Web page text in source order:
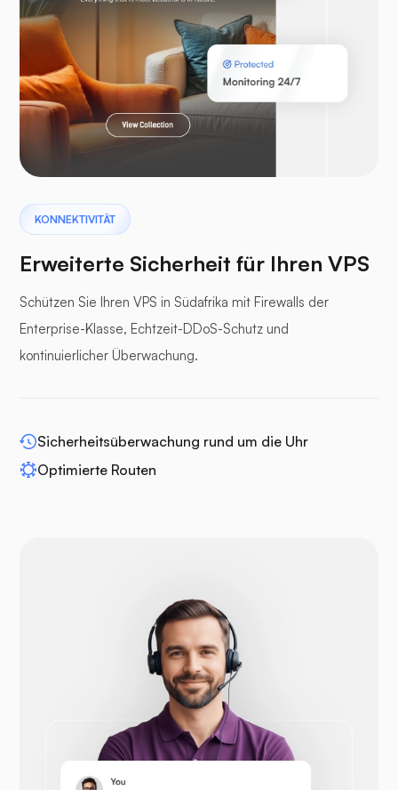
Laravel
Pterodaktylus
Pufferpane
WP-Extendify
Opencart
KONNEKTIVITÄT
Erweiterte Sicherheit für Ihren VPS
Schützen Sie Ihren VPS in Südafrika mit Firewalls der
Enterprise-Klasse, Echtzeit-DDoS-Schutz und
kontinuierlicher Überwachung.
Sicherheitsüberwachung rund um die Uhr
Optimierte Routen